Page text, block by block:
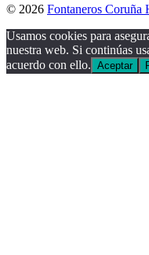
© 2026 Fontaneros Coruña
Usamos cookies para
nuestra web. Si continúas
acuerdo con ello. Aceptar